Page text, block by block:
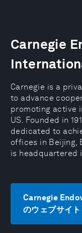
Carnegie
Carnegie is a
to advance
promoting active
US. Founded in
dedicated to
offices in Beijing,
is headquartered
Carnegie
のウェブサイ